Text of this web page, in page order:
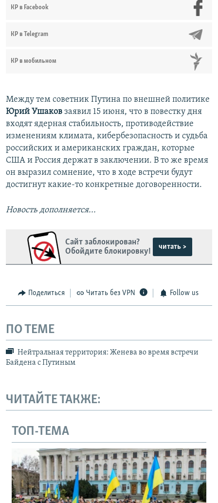
КР в Facebook
КР в Telegram
КР в мобильном
Между тем советник Путина по внешней политике
Юрий Ушаков заявил 15 июня, что в повестку дня
входят ядерная стабильность, противодействие
изменениям климата, кибербезопасность и судьба
российских и американских граждан, которые
США и Россия держат в заключении. В то же время
он выразил сомнение, что в ходе встречи будут
достигнут какие-то конкретные договоренности.
Новость дополняется...
Сайт заблокирован?
Обойдите блокировку!
читать >
Поделиться Читать без VPN Follow us
ПО ТЕМЕ
Нейтральная территория: Женева во время встречи
Байдена с Путиным
ЧИТАЙТЕ ТАКЖЕ:
ТОП-ТЕМА